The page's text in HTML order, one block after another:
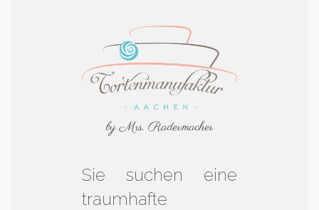
by Mrs. Radermacher
Sie suchen eine
traumhafte